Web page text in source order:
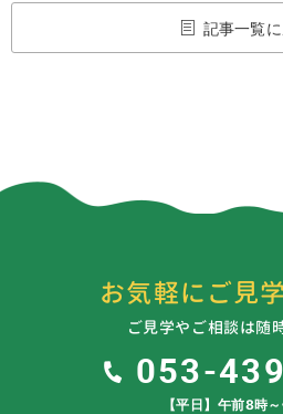
記事一覧に
お気軽にご見
ご見学やご相談は随
053-
【平日】午前8時